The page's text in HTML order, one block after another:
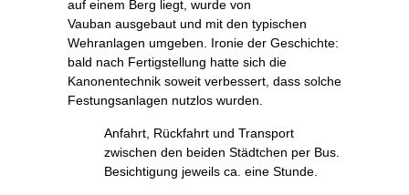
auf einem Berg liegt, wurde von
Vauban ausgebaut und mit den typischen
Wehranlagen umgeben. Ironie der Geschichte:
bald nach Fertigstellung hatte sich die
Kanonentechnik soweit verbessert, dass solche
Festungsanlagen nutzlos wurden.
Anfahrt, Rückfahrt und Transport
zwischen den beiden Städtchen per Bus.
Besichtigung jeweils ca. eine Stunde.